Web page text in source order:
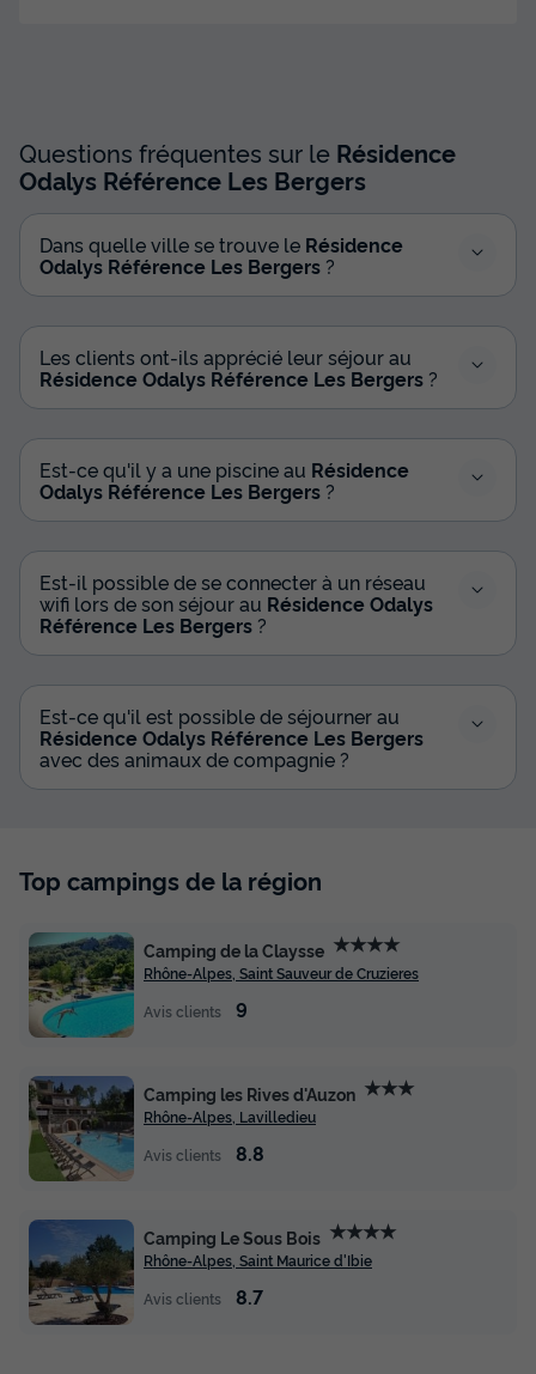
Questions fréquentes sur le Résidence
Odalys Référence Les Bergers
Dans quelle ville se trouve le Résidence
Odalys Référence Les Bergers ?
Les clients ont-ils apprécié leur séjour au
Résidence Odalys Référence Les Bergers ?
Est-ce qu'il y a une piscine au Résidence
Odalys Référence Les Bergers ?
Est-il possible de se connecter à un réseau
wifi lors de son séjour au Résidence Odalys
Référence Les Bergers ?
Est-ce qu'il est possible de séjourner au
Résidence Odalys Référence Les Bergers
avec des animaux de compagnie ?
Top campings de la région
Camping de la Claysse ★★★★
Rhône-Alpes, Saint Sauveur de Cruzieres
Avis clients
9
Camping les Rives d'Auzon ★★★
Rhône-Alpes, Lavilledieu
Avis clients
8.8
Camping Le Sous Bois ★★★★
Rhône-Alpes, Saint Maurice d'Ibie
Avis clients
8.7